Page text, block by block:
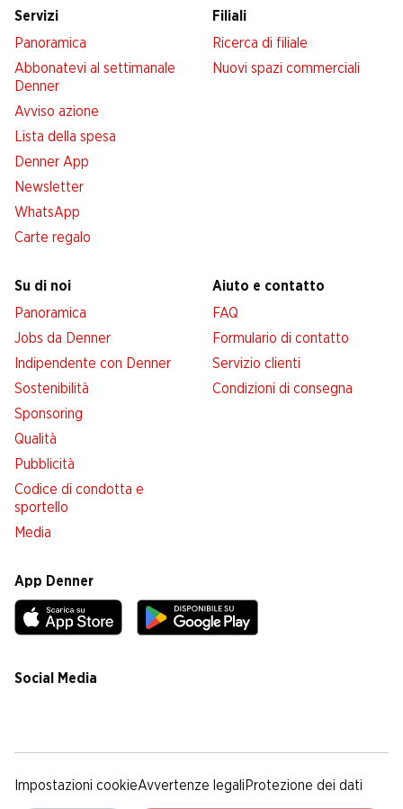
Servizi
Panoramica
Abbonatevi al settimanale
Denner
Avviso azione
Lista della spesa
Denner App
Newsletter
WhatsApp
Carte regalo
Filiali
Ricerca di filiale
Nuovi spazi commerciali
Su di noi
Panoramica
Jobs da Denner
Indipendente con Denner
Sostenibilità
Sponsoring
Qualità
Pubblicità
Codice di condotta e
sportello
Media
Aiuto e contatto
FAQ
Formulario di contatto
Servizio clienti
Condizioni di consegna
App Denner
Social Media
Impostazioni cookieAvvertenze legali Protezione dei dati